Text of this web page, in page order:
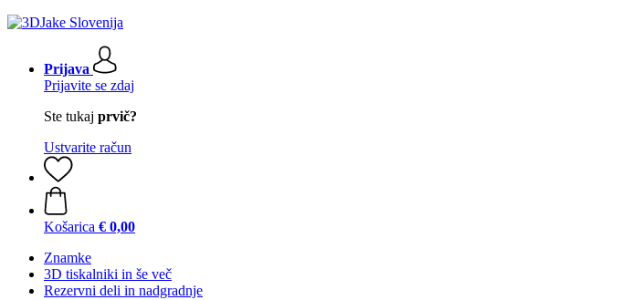
Prijava
Prijavite se zdaj
Ste tukaj prvič?
Ustvarite račun
Košarica € 0,00
Znamke
3D tiskalniki in še več
Rezervni deli in nadgradnje